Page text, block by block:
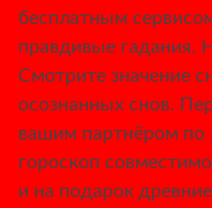
бесплатным
правдивые гадания.
Смотрите значение
осознанных снов.
вашим партнёром по
гороскоп
и на подарок